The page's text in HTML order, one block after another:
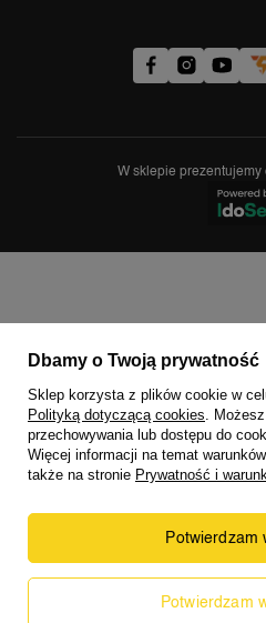
W sklepie prezentujemy
Dbamy o Twoją prywatność
Sklep korzysta z plików cookie w
Polityką dotyczącą cookies.
przechowywania lub dostępu do
Więcej informacji na temat
także na stronie Prywatność i
Potwierdzam
Potwierdzam